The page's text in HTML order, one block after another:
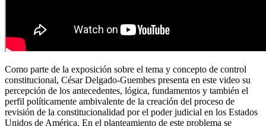
Como parte de la exposición sobre el tema y concepto de control
constitucional, César Delgado-Guembes presenta en este video su
percepción de los antecedentes, lógica, fundamentos y también el
perfil políticamente ambivalente de la creación del proceso de
revisión de la constitucionalidad por el poder judicial en los Estados
Unidos de América. En el planteamiento de este problema se